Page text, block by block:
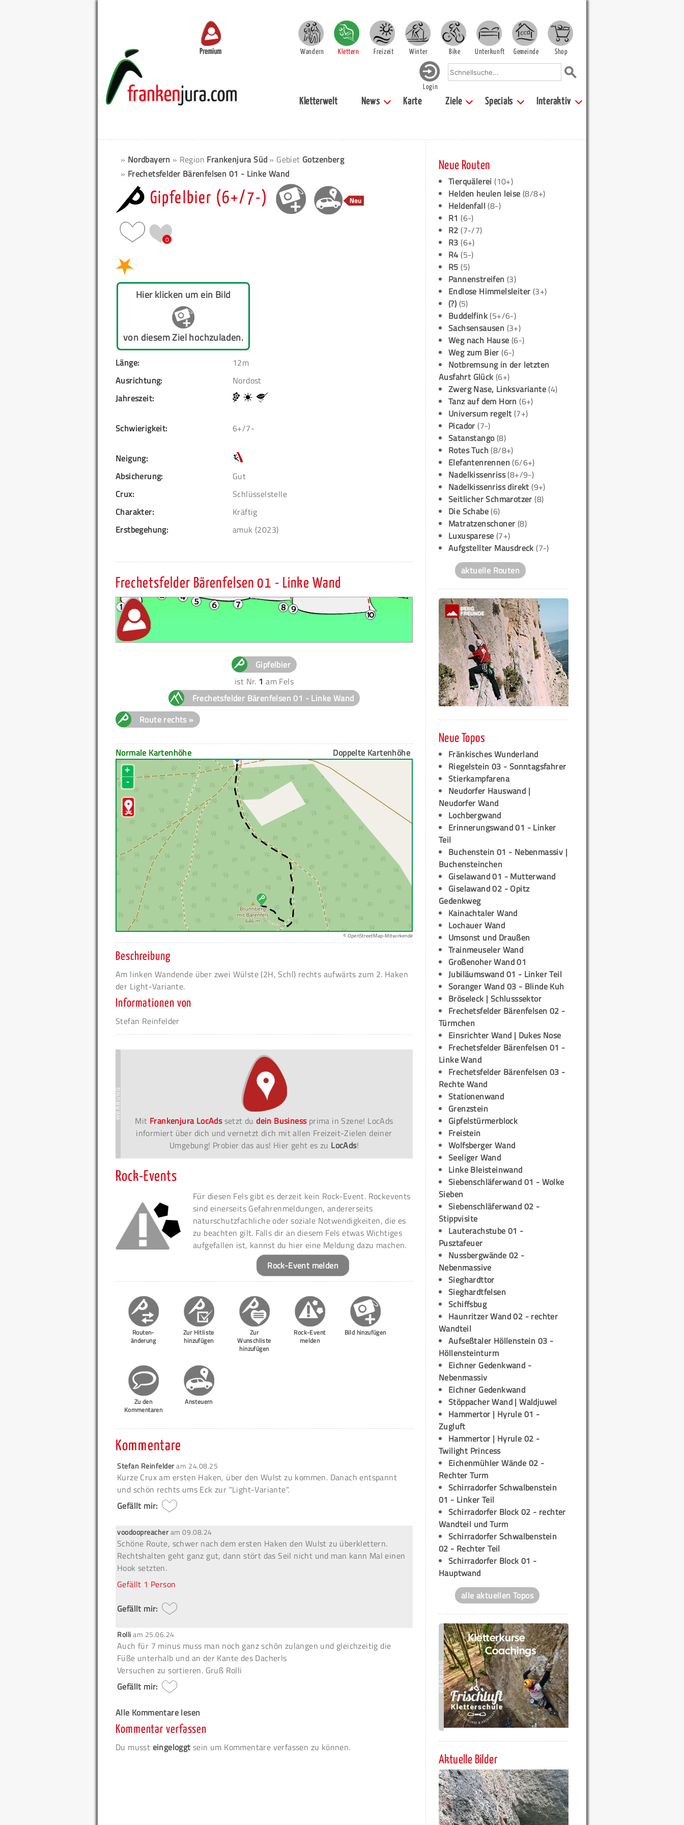
Premium Wandern Klettern Freizeit Winter Bike Unterkunft Gemeinde Shop
Login
Kletterwelt News Karte Ziele Specials Interaktiv
» Nordbayern » Region Frankenjura Süd » Gebiet Gotzenberg
» Frechetsfelder Bärenfelsen 01 - Linke Wand
Gipfelbier (6+/7-)
0
Hier klicken um ein Bild
von diesem Ziel hochzuladen.
Länge:
12m
Ausrichtung:
Nordost
Jahreszeit:
Schwierigkeit: 6+/7-
Neigung:
Absicherung:
Gut
Crux:
Schlüsselstelle
Charakter:
Kräftig
Erstbegehung:
amuk (2023)
Frechetsfelder Bärenfelsen 01 - Linke Wand
Gipfelbier
ist Nr. 1 am Fels
Frechetsfelder Bärenfelsen 01 - Linke Wand
Route rechts »
Normale Kartenhöhe Doppelte Kartenhöhe
+
-
© OpenStreetMap-Mitwirkende
Beschreibung
Am linken Wandende über zwei Wülste (2H, Schl) rechts aufwärts zum 2. Haken
der Light-Variante.
Informationen von
Stefan Reinfelder
Mit Frankenjura LocAdssetzt dudein Businessprima in Szene! LocAds
informiert über dich und vernetzt dich mit allen Freizeit-Zielen deiner
Umgebung! Probier das aus! Hier geht es zu LocAds!
Rock-Events
Für diesen Fels gibt es derzeit kein Rock-Event. Rockevents
sind einerseits Gefahrenmeldungen, andererseits
naturschutzfachliche oder soziale Notwendigkeiten, die es
zu beachten gilt. Falls dir an diesem Fels etwas Wichtiges
aufgefallen ist, kannst du hier eine Meldung dazu machen.
Rock-Event melden
Routen-
änderung
Zur Hitliste
hinzufügen
Zur
Wunschliste
hinzufügen
Rock-Event
melden
Bild hinzufügen
Zu den
Kommentaren
Ansteuern
Kommentare
Stefan Reinfelderam 24.08.25
Kurze Crux am ersten Haken, über den Wulst zu kommen. Danach entspannt
und schön rechts ums Eck zur "Light-Variante".
Gefällt mir:
voodoopreacheram09.08.24
Schöne Route, schwer nach dem ersten Haken den Wulst zu überklettern.
Rechtshalten geht ganz gut, dann stört das Seil nicht und man kann Mal einen
Hook setzten.
Gefällt 1 Person
Gefällt mir:
Rolliam 25.06.24
Auch für 7 minus muss man noch ganz schõn zulangen und gleichzeitig die
Füße unterhalb und an der Kante des Dacherls
Versuchen zu sortieren. Gruß Rolli
Gefällt mir:
Alle Kommentare lesen
Kommentar verfassen
Du musst eingeloggt sein um Kommentare verfassen zu können.
Neue Routen
Tierquälerei (10+)
Helden heulen leise(8/8+)
Heldenfall(8-)
R1 (6-)
R2 (7-/7)
R3 (6+)
R4 (5-)
R5 (5)
Pannenstreifen (3)
Endlose Himmelsleiter (3+)
(?) (5)
Buddelfink(5+/6-)
Sachsensausen (3+)
Weg nach Hause (6-)
Weg zum Bier (6-)
Notbremsung in der letzten
Ausfahrt Glück (6+)
Zwerg Nase, Linksvariante(4)
Tanz auf dem Horn (6+)
Universum regelt (7+)
Picador (7-)
Satanstango(8)
Rotes Tuch(8/8+)
Elefantenrennen(6/6+)
Nadelkissenriss(8+/9-)
Nadelkissenriss direkt (9+)
Seitlicher Schmarotzer (8)
Die Schabe(6)
Matratzenschoner (8)
Luxusparese (7+)
Aufgstellter Mausdreck (7-)
aktuelle Routen
Neue Topos
Fränkisches Wunderland
Riegelstein 03 - Sonntagsfahrer
Stierkampfarena
Neudorfer Hauswand |
Neudorfer Wand
Lochbergwand
Erinnerungswand 01 - Linker
Teil
Buchenstein 01 - Nebenmassiv |
Buchensteinchen
Giselawand 01 - Mutterwand
Giselawand 02 - Opitz
Gedenkweg
Kainachtaler Wand
Lochauer Wand
Umsonst und Draußen
Trainmeuseler Wand
Großenoher Wand 01
Jubiläumswand 01 - Linker Teil
Soranger Wand 03 - Blinde Kuh
Bröseleck | Schlusssektor
Frechetsfelder Bärenfelsen 02 -
Türmchen
Einsrichter Wand | Dukes Nose
Frechetsfelder Bärenfelsen 01 -
Linke Wand
Frechetsfelder Bärenfelsen 03 -
Rechte Wand
Stationenwand
Grenzstein
Gipfelstürmerblock
Freistein
Wolfsberger Wand
Seeliger Wand
Linke Bleisteinwand
Siebenschläferwand 01 - Wolke
Sieben
Siebenschläferwand 02 -
Stippvisite
Lauterachstube 01 -
Pusztafeuer
Nussbergwände 02 -
Nebenmassive
Sieghardttor
Sieghardtfelsen
Schiffsbug
Haunritzer Wand 02 - rechter
Wandteil
Aufseßtaler Höllenstein 03 -
Höllensteinturm
Eichner Gedenkwand -
Nebenmassiv
Eichner Gedenkwand
Stöppacher Wand | Waldjuwel
Hammertor | Hyrule 01 -
Zugluft
Hammertor | Hyrule 02 -
Twilight Princess
Eichenmühler Wände 02 -
Rechter Turm
Schirradorfer Schwalbenstein
01 - Linker Teil
Schirradorfer Block 02 - rechter
Wandteil und Turm
Schirradorfer Schwalbenstein
02 - Rechter Teil
Schirradorfer Block 01 -
Hauptwand
alle aktuellen Topos
Aktuelle Bilder